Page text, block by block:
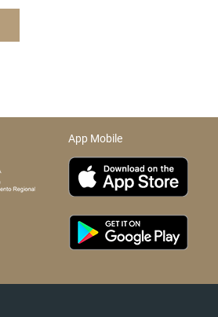
App Mobile